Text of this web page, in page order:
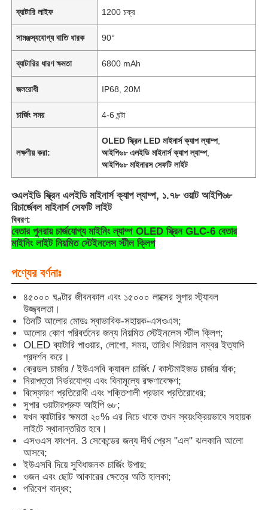
বাড়ি
পণ্য
VR প্রদর্শন
ব্যাটারি লাইফ 1200 চক্র
সামঞ্জস্যযোগ্য বাতি ধারক 90°
ব্যাটারির ধারণ ক্ষমতা 6800 mAh
জলরোধী IP68, 20M
চার্জিং সময় 4-6 ঘন্টা
লক্ষণীয় করা:
OLED স্ক্রিন LED মাইনার্স ক্যাপ ল্যাম্প,
আইপি৬৮ এলইডি মাইনার্স ক্যাপ ল্যাম্প,
আইপি৬৮ মাইনারস সেফটি লাইট
ওএলইডি স্ক্রিন এলইডি মাইনার্স ক্যাপ ল্যাম্প, ১.৭৮ ওয়াট আইপি৬৮
রিচার্জেবল মাইনার্স সেফটি লাইট
বিবরণ:
বেতার পুনরায় চার্জযোগ্য মাইনিং ল্যাম্প OLED স্ক্রিন GLC-6 বেতার
মাইনিং লাইট নিয়মিত স্টেইনলেস স্টীল ক্লিপ
পণ্যের বর্ণনাঃ
৪৫০০০ ঘণ্টার জীবনকাল এবং ১৫০০০ লাক্সের সুপার স্ট্যাবল
উজ্জ্বলতা।
তিনটি আলোর মোডঃ স্বাভাবিক-সহায়ক-এসওএস;
আলোর কোণ পরিবর্তনের জন্য নিয়মিত স্টেইনলেস স্টীল ক্লিপ;
OLED ব্যাটারি পাওয়ার, লোগো, সময়, তারিখ সিরিয়াল নম্বর ইত্যাদি
প্রদর্শন করে।
ক্রেডল চার্জার / ইউএসবি ক্যাবল চার্জিং / কাস্টমাইজড চার্জার র্যাক;
নিরাপত্তা নির্ভরযোগ্য এবং বিনামূল্যে রক্ষণাবেক্ষণ;
বিস্ফোরণ প্রতিরোধী এবং শক্তিশালী প্রভাব প্রতিরোধের;
সুপার ওয়াটারপ্রুফ আইপি ৬৮;
যখন ব্যাটারির ক্ষমতা ২০% এর নিচে থাকে তখন স্বয়ংক্রিয়ভাবে সহায়ক
লাইটে স্থানান্তরিত হবে।
এসওএস ফাংশন. 3 সেকেন্ডের জন্য দীর্ঘ প্রেস "এল" ঝলকানি আলো
আসবে;
ইউএসবি দিয়ে সুবিধাজনক চার্জিং উপায়;
ওজন এবং ছোট আকারের ক্ষেত্রে অতি হালকা;
পরিবেশ বান্ধব;